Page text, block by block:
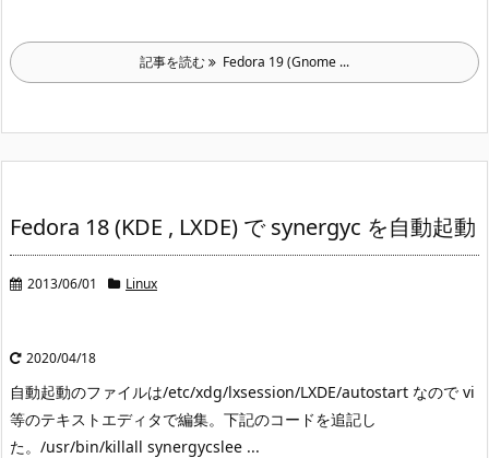
記事を読む Fedora 19 (Gnome ...
Fedora 18 (KDE , LXDE) で synergyc を自動起動
2013/06/01 Linux
2020/04/18
自動起動のファイルは/etc/xdg/lxsession/LXDE/autostart なので vi
等のテキストエディタで編集。 下記のコードを追記し
た。 /usr/bin/killall synergycslee ...